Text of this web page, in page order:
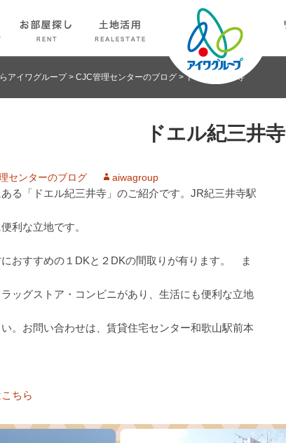
アイワグループ> CJC管理センターのブログ >ドエル紀三井寺
ドエル紀三井寺
センターのブログ aiwagroup
る「ドエル紀三井寺」のご紹介です。JR紀三井寺駅
利な立地です。
おすすめの１DKと２DKの間取りが有ります。 ま
ッグストア・コンビニがあり、生活にも便利な立地
。お問い合わせは、賃貸住宅センター和歌山駅前本
ちら